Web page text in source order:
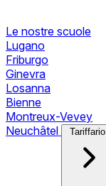
Le nostre scuole
Lugano
Friburgo
Ginevra
Losanna
Bienne
Montreux-Vevey
Neuchâtel
Tariffario